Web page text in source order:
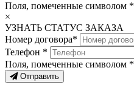
Поля, помеченные символом *
×
УЗНАТЬ СТАТУС ЗАКАЗА
Номер договора*
Телефон *
Поля, помеченные символом *
Отправить